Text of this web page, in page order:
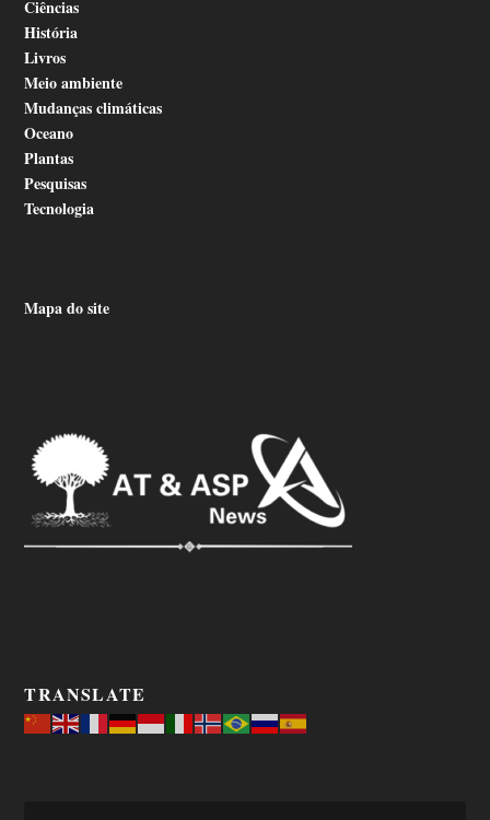
Ciências
História
Livros
Meio ambiente
Mudanças climáticas
Oceano
Plantas
Pesquisas
Tecnologia
Mapa do site
TRANSLATE